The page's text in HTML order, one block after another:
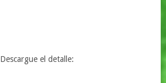
Descargue el detalle: